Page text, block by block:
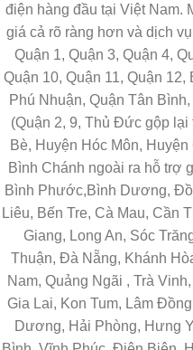
điện hàng đầu tại Việt Nam.
giá cả rõ ràng hơn và dịch
Quận 1, Quận 3, Quận 4,
Quận 10, Quận 11, Quận
Phú Nhuận, Quận Tân
(Quận 2, 9, Thủ Đức gộp
Bè, Huyện Hóc Môn,
Bình Chánh ngoài ra hỗ trợ
Bình Phước,Bình Dương,
Liêu, Bến Tre, Cà Mau, Cần
Giang, Long An, Sóc
Thuận, Đà Nẵng, Khánh
Nam, Quảng Ngãi , Trà
Gia Lai, Kon Tum, Lâm
Dương, Hải Phòng, Hưng